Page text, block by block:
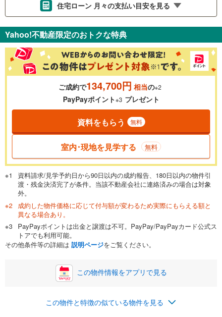
住宅ローン 月々の支払い目安を見る
金利 ％
0.01%
一般的には最長35年まで借り入れ可能です。多くの金融機関
が完済時の年齢は80歳までを条件としています。
閉じる
頭金 万円
0万円 4,790万円
自己資金から住宅購入にかけられる金額を入力してくださ
い。一般的には物件価格の2割までが目安です。
閉じる
ボーナス
万円
0円
ナス時の増額分（1回分）を入力してください。
Yahoo!不動産限定のおトクな特典
ご成約で134,700円 相当の※2
PayPayポイント※3 プレゼント
資料をもらう 無料
室内･現地を見学する 無料
資料請求/見学予約日から90日以内の成約報告、180日以内の物件引
渡・残金決済完了が条件。当該不動産会社に連絡済みの場合は対象
外。
成約した物件価格に応じて付与額が変わるため実際にもらえる額と
異なる場合あり。
PayPayポイントは出金と譲渡は不可。PayPay/PayPayカード公式ス
トアでも利用可能。
その他条件等の詳細は 説明ページをご覧ください。
この物件情報をアプリで見る
この物件と特徴の似ている物件を見る